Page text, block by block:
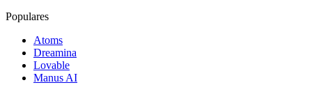
Populares
Atoms
Dreamina
Lovable
Manus AI